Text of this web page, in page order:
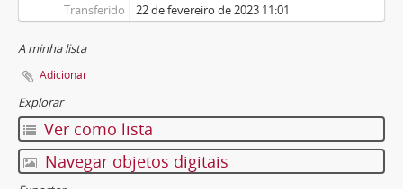
Transferido 22 de fevereiro de 2023 11:01
A minha lista
Adicionar
Explorar
Ver como lista
Navegar objetos digitais